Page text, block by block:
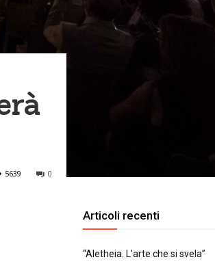
0
5639
Articoli recenti
“Aletheia. L’arte che si svela”